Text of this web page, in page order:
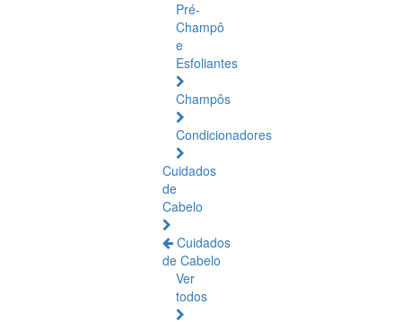
Pré-
Champô
e
Esfoliantes
Champôs
Condicionadores
Cuidados
de
Cabelo
Cuidados
de Cabelo
Ver
todos